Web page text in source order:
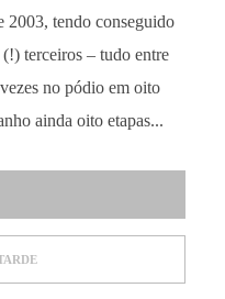
2003, tendo conseguido
terceiros – tudo entre
no pódio em oito
ainda oito etapas...